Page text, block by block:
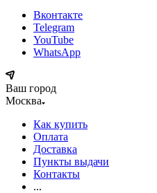
Вконтакте
Telegram
YouTube
WhatsApp
Ваш город
Москва
Как купить
Оплата
Доставка
Пункты выдачи
Контакты
...